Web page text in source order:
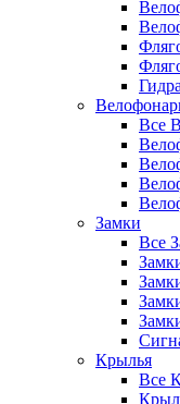
Все
Замки
Все
Крылья
Все